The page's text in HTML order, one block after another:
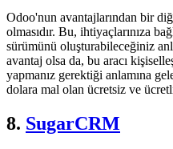
Odoo'nun avantajlarından bir
olmasıdır. Bu, ihtiyaçlarınıza
sürümünü oluşturabileceğiniz
avantaj olsa da, bu aracı
yapmanız gerektiği anlamına
dolara mal olan ücretsiz ve
8. SugarCRM